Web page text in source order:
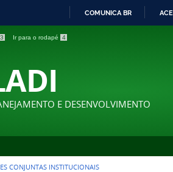
COMUNICA BR
3 Ir para o rodapé 4
E DESENVOLVIMENTO
CONJUNTAS INSTITUCIONAIS